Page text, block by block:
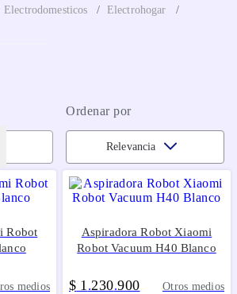
Electrodomesticos
Electrohogar
Ordenar por
Relevancia
Robot
medios
Aspiradora Robot Xiaomi
Robot Vacuum H40 Blanco
$ 1 .230.900 Otros medios